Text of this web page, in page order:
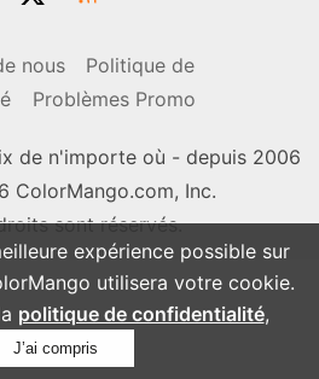
expérience possible sur
utilisera votre cookie.
politique de confidentialité,
J’ai compris
nous
Politique de
Problèmes Promo
de n'importe où - depuis 2006
ColorMango.com, Inc.
sont réservés.